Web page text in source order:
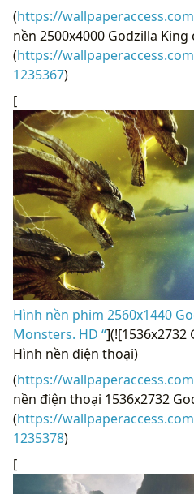
(https://
nền 2500x4000 Godzilla
(https://
1235367)
[
Hình nền phim 2560x1440
Monsters. HD “](![1536x2732
Hình nền điện thoại)
(https://
nền điện thoại 1536x2732
(https://
1235378)
[